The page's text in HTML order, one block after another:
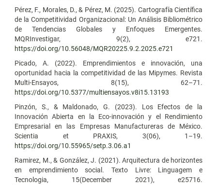
Pérez, F., Morales, D., & Pérez, M. (2025). Cartografía Científica
de la Competitividad Organizacional: Un Análisis Bibliométrico
de Tendencias Globales y Enfoques Emergentes.
MQRInvestigar, 9(2), e721.
https://doi.org/10.56048/MQR20225.9.2.2025.e721
Picado, A. (2022). Emprendimientos e innovación, una
oportunidad hacia la competitividad de las Mipymes. Revista
Multi-Ensayos, 8(15), 62–71.
https://doi.org/10.5377/multiensayos.v8i15.13193
Pinzón, S., & Maldonado, G. (2023). Los Efectos de la
Innovación Abierta en la Eco-innovación y el Rendimiento
Empresarial en las Empresas Manufactureras de México.
Scientia et PRAXIS, 3(06), 1–19.
https://doi.org/10.55965/setp.3.06.a1
Ramirez, M., & González, J. (2021). Arquitectura de horizontes
en emprendimiento social. Texto Livre: Linguagem e
Tecnologia, 15(December 2021), e25716.